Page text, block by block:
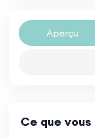
Aperçu
Ce que